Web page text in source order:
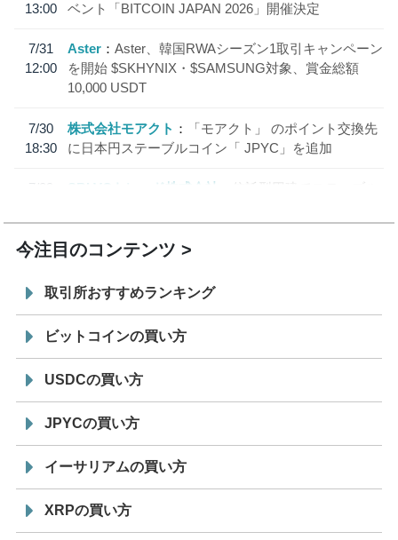
13:00
ベント「BITCOIN JAPAN 2026」開催決定
7/31
12:00
Aster
Aster、韓国RWAシーズン1取引キャンペーン
を開始 $SKHYNIX・$SAMSUNG対象、賞金総額
10,000 USDT
7/30
18:30
株式会社モアクト
「モアクト」 のポイント交換先
に日本円ステーブルコイン「 JPYC」を追加
7/29
SBI VCトレード株式会社
信託型円建てステーブル
今注目のコンテンツ
取引所おすすめランキング
ビットコインの買い方
USDCの買い方
JPYCの買い方
イーサリアムの買い方
XRPの買い方